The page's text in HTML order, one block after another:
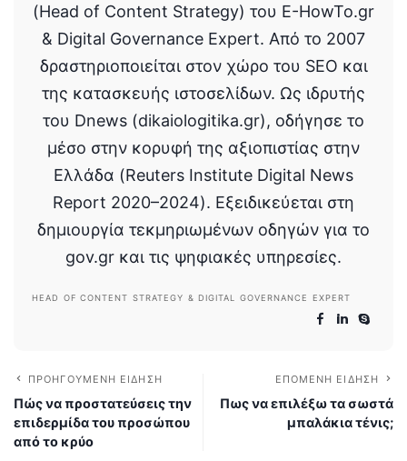
(Head of Content Strategy) του E-HowTo.gr
& Digital Governance Expert. Από το 2007
δραστηριοποιείται στον χώρο του SEO και
της κατασκευής ιστοσελίδων. Ως ιδρυτής
του Dnews (dikaiologitika.gr), οδήγησε το
μέσο στην κορυφή της αξιοπιστίας στην
Ελλάδα (Reuters Institute Digital News
Report 2020–2024). Εξειδικεύεται στη
δημιουργία τεκμηριωμένων οδηγών για το
gov.gr και τις ψηφιακές υπηρεσίες.
HEAD OF CONTENT STRATEGY & DIGITAL GOVERNANCE EXPERT
ΠΡΟΗΓΟΎΜΕΝΗ ΕΊΔΗΣΗ
Πώς να προστατεύσεις την
επιδερμίδα του προσώπου
από το κρύο
ΕΠΌΜΕΝΗ ΕΊΔΗΣΗ
Πως να επιλέξω τα σωστά
μπαλάκια τένις;